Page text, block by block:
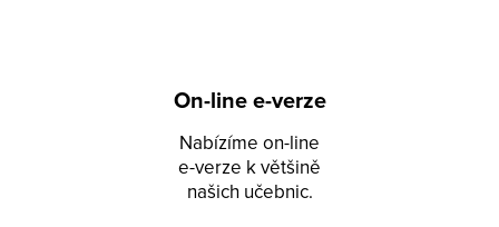
On-line e-verze
Nabízíme on-line
e-verze k většině
našich učebnic.